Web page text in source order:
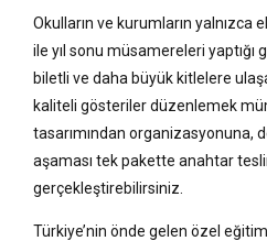
Okulların ve kurumların yalnızca
ile yıl sonu müsamereleri yaptığı
biletli ve daha büyük kitlelere
kaliteli gösteriler düzenlemek
tasarımından organizasyonuna,
aşaması tek pakette anahtar
gerçekleştirebilirsiniz.
Türkiye’nin önde gelen özel